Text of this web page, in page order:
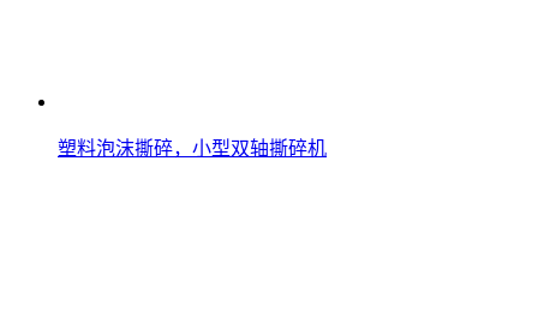
塑料泡沫撕碎，小型双轴撕碎机